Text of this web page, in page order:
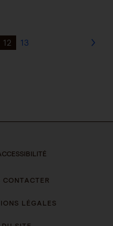
12 13
CONTACTER
LÉGALES